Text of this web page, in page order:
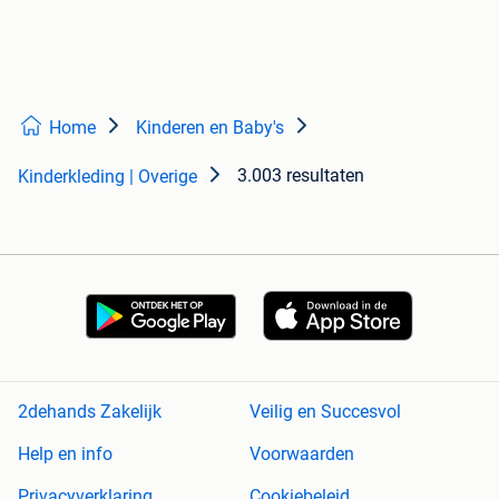
Home Kinderen en Baby's
Kinderkleding | Overige 3.003 resultaten
2dehands Zakelijk
Veilig en Succesvol
Help en info
Voorwaarden